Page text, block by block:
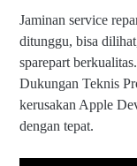
Jaminan service
ditunggu, bisa
sparepart
Dukungan Teknis
kerusakan Apple
dengan tepat.